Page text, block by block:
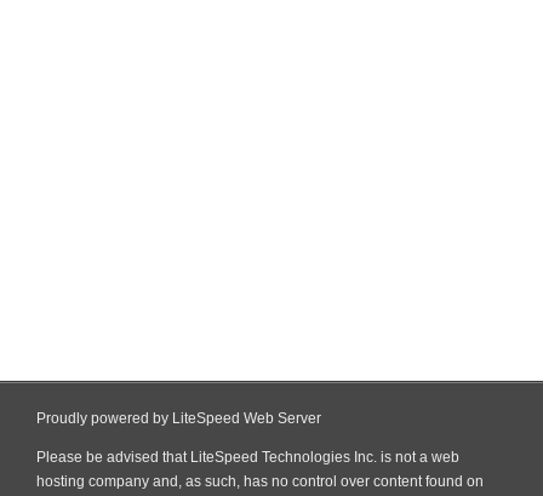
Proudly powered by LiteSpeed Web Server
Please be advised that LiteSpeed Technologies Inc. is not a web
hosting company and, as such, has no control over content found on